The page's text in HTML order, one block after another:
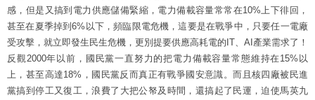
感，但是又搞到電力供應儲備緊縮，電力備載容量常常在10%上下徘回，
甚至在夏季掉到6%以下，頻臨限電危機，這要是在戰爭中，只要任一電廠
受攻擊，就立即發生民生危機，更別提要供應高耗電的IT、AI產業需求了！
反觀2000年以前，國民黨一直努力的把電力備載容量常態維持在15%以
上，甚至高達18%，國民黨反而真正有戰爭國安意識。而且核四廠被民進
黨搞到停工又復工，浪費了大把公帑及時間，還搞起了民運，迫使馬英九